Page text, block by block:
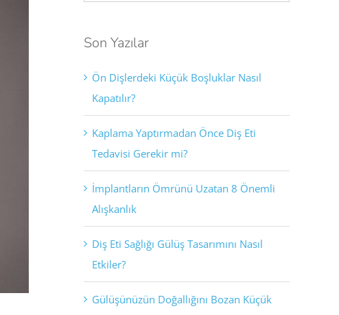
Son Yazılar
Ön Dişlerdeki Küçük Boşluklar Nasıl
Kapatılır?
Kaplama Yaptırmadan Önce Diş Eti
Tedavisi Gerekir mi?
İmplantların Ömrünü Uzatan 8 Önemli
Alışkanlık
Diş Eti Sağlığı Gülüş Tasarımını Nasıl
Etkiler?
Gülüşünüzün Doğallığını Bozan Küçük